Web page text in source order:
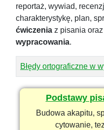
reportaż, wywiad,
charakterystykę, plan,
ćwiczenia z pisania
wypracowania.
Tytuł
Błędy ortograficzne w
Podstawy
Budowa akapitu,
cytowanie,